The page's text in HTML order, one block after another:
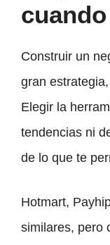
Construir un
gran
Elegir la
tendencias ni
de lo que te
Hotmart,
similares, pero